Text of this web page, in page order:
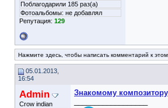
Поблагодарили 185 раз(а)
Фотоальбомы: не добавлял
Репутация: 129
Нажмите здесь, чтобы написать комментарий к
05.01.2013,
16:54
Admin
Crow indian
Знакомому композитору